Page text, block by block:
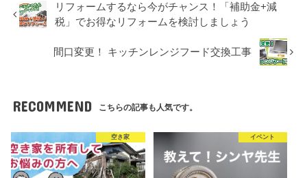
リフォームするなら今がチャンス！「補助金+減
税」でお得なリフォームを検討しましょう
間口変更！ キッチンレンジフード交換工事
RECOMMEND こちらの記事も人気です。
空き家 イベント